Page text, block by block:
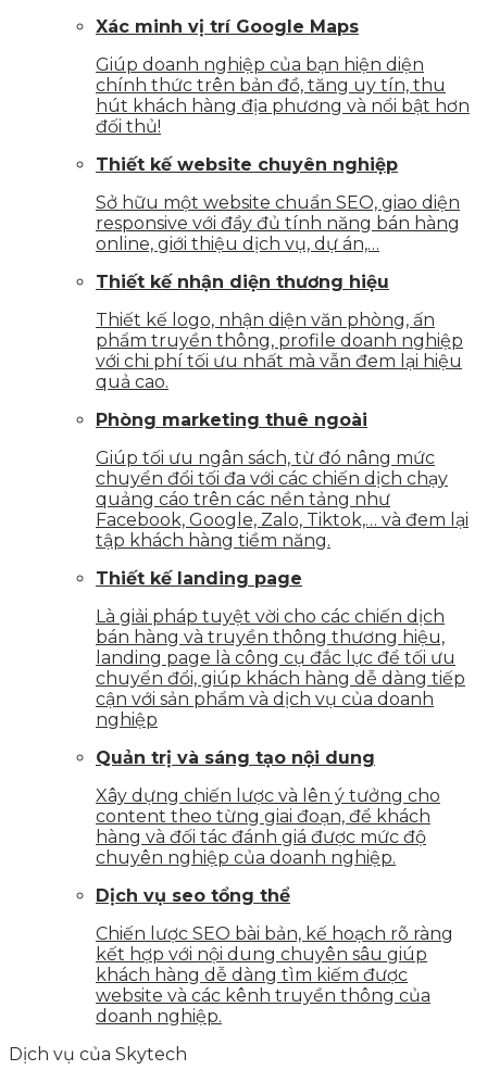
Xác minh vị trí Google Maps
Giúp doanh nghiệp của bạn hiện diện
chính thức trên bản đồ, tăng uy tín, thu
hút khách hàng địa phương và nổi bật hơn
đối thủ!
Thiết kế website chuyên nghiệp
Sở hữu một website chuẩn SEO, giao diện
responsive với đầy đủ tính năng bán hàng
online, giới thiệu dịch vụ, dự án,…
Thiết kế nhận diện thương hiệu
Thiết kế logo, nhận diện văn phòng, ấn
phẩm truyền thông, profile doanh nghiệp
với chi phí tối ưu nhất mà vẫn đem lại hiệu
quả cao.
Phòng marketing thuê ngoài
Giúp tối ưu ngân sách, từ đó nâng mức
chuyển đổi tối đa với các chiến dịch chạy
quảng cáo trên các nền tảng như
Facebook, Google, Zalo, Tiktok,… và đem lại
tập khách hàng tiềm năng.
Thiết kế landing page
Là giải pháp tuyệt vời cho các chiến dịch
bán hàng và truyền thông thương hiệu,
landing page là công cụ đắc lực để tối ưu
chuyển đổi, giúp khách hàng dễ dàng tiếp
cận với sản phẩm và dịch vụ của doanh
nghiệp
Quản trị và sáng tạo nội dung
Xây dựng chiến lược và lên ý tưởng cho
content theo từng giai đoạn, để khách
hàng và đối tác đánh giá được mức độ
chuyên nghiệp của doanh nghiệp.
Dịch vụ seo tổng thể
Chiến lược SEO bài bản, kế hoạch rõ ràng
kết hợp với nội dung chuyên sâu giúp
khách hàng dễ dàng tìm kiếm được
website và các kênh truyền thông của
doanh nghiệp.
Dịch vụ của Skytech